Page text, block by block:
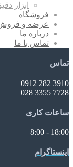
ابزار
فروشگاه
عرضه و فروش
درباره ما
تماس با ما
تماس
3910 282 0912
7728 3355 028
ساعات کاری
18:00 - 8:00
اینستاگرام